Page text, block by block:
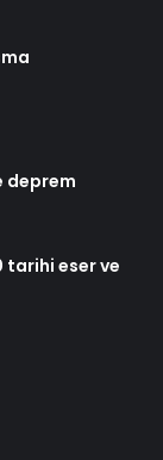
deprem
tarihi eser ve